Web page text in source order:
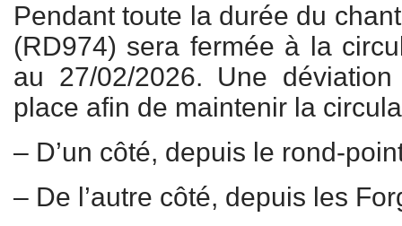
Pendant toute la durée du
(RD974) sera fermée à la
au 27/02/2026. Une
place afin de maintenir la
– D’un côté, depuis le rond-
– De l’autre côté, depuis les